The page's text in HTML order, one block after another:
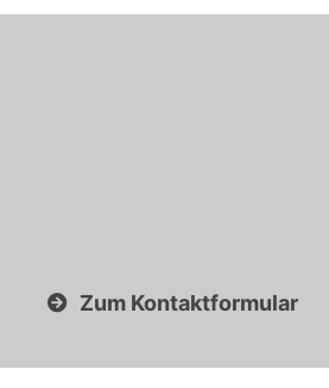
Zum Kontaktformular